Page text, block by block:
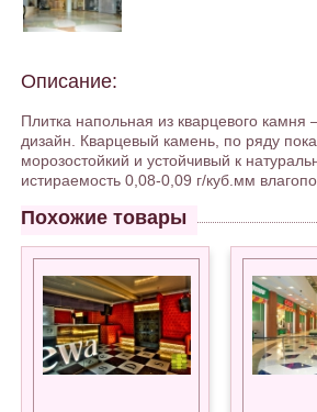
Описание:
Плитка напольная из кварцевого
дизайн. Кварцевый камень, по ряду
морозостойкий и устойчивый к
истираемость 0,08-0,09 г/куб.мм
Похожие товары